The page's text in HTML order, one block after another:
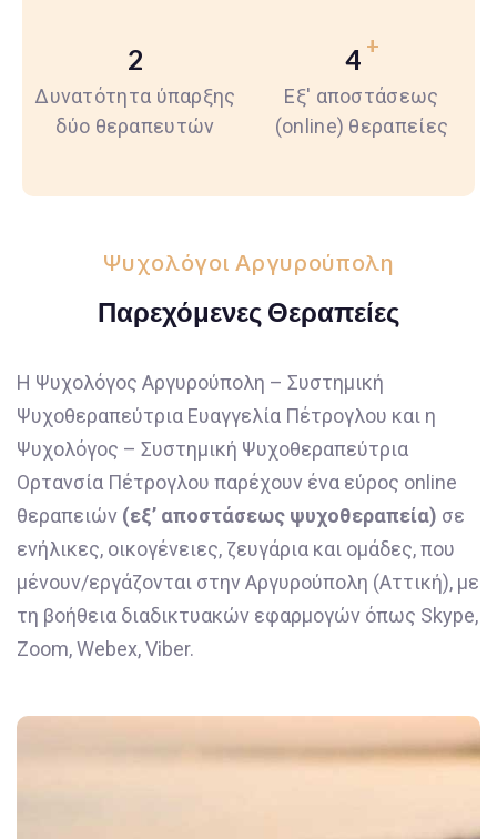
2
Δυνατότητα ύπαρξης
δύο θεραπευτών
4 +
Εξ' αποστάσεως
(online) θεραπείες
Ψυχολόγοι Αργυρούπολη
Παρεχόμενες Θεραπείες
Η Ψυχολόγος Αργυρούπολη – Συστημική
Ψυχοθεραπεύτρια Ευαγγελία Πέτρογλου και η
Ψυχολόγος – Συστημική Ψυχοθεραπεύτρια
Ορτανσία Πέτρογλου παρέχουν ένα εύρος online
θεραπειών (εξ’ αποστάσεως ψυχοθεραπεία) σε
ενήλικες, οικογένειες, ζευγάρια και ομάδες, που
μένουν/εργάζονται στην Αργυρούπολη (Αττική), με
τη βοήθεια διαδικτυακών εφαρμογών όπως Skype,
Zoom, Webex, Viber.